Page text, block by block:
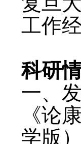
工作
科研
一、
《论
学版